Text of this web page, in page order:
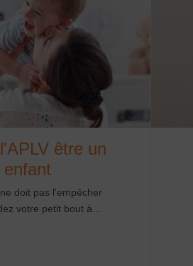
être un
doit pas l'empêcher
votre petit bout à...